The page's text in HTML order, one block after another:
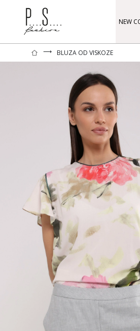
NEW
⟶ BLUZA OD VISKOZE